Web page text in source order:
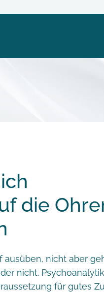
die
nicht aber
nicht.
für gutes